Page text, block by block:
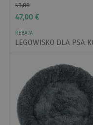
51,00
47,00€
REBAJA
LEGOWISKO DLA PSA